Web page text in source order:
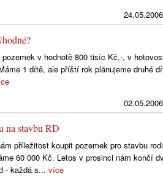
24.05.2006
v hodnotě 800 tisíc Kč,-, v
1 dítě, ale příští rok plánujeme druhé
02.05.2006
na stavbu RD
příležitost koupit pozemek pro stavbu
60 000 Kč. Letos v prosinci nám končí
- každá s... více